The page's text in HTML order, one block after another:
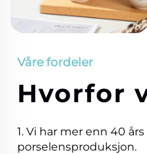
Våre fordeler
Hvorfor
1. Vi har mer enn 40
porselensproduksjon.